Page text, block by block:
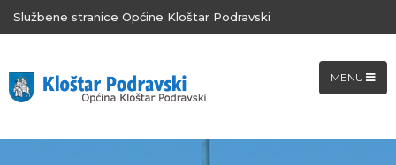
Službene stranice Općine Kloštar Podravski
MENU